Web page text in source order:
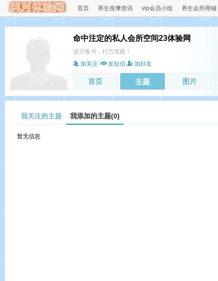
首页 养生按摩资讯 vip会员小组 养生会所商铺
命中注定的私人会所空间23体验网
读万卷书，行万里路！
加关注
发短信 加好友
首页 主题 图片
我关注的主题 我添加的主题(0)
暂无信息